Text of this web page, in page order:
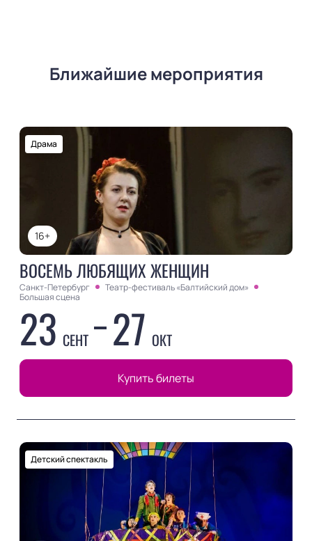
Ближайшие мероприятия
16+
Драма
ВОСЕМЬ ЛЮБЯЩИХ ЖЕНЩИН
Санкт-Петербург
Театр-фестиваль «Балтийский дом»
Большая сцена
23 СЕНТ 27 ОКТ
Купить билеты
Детский спектакль